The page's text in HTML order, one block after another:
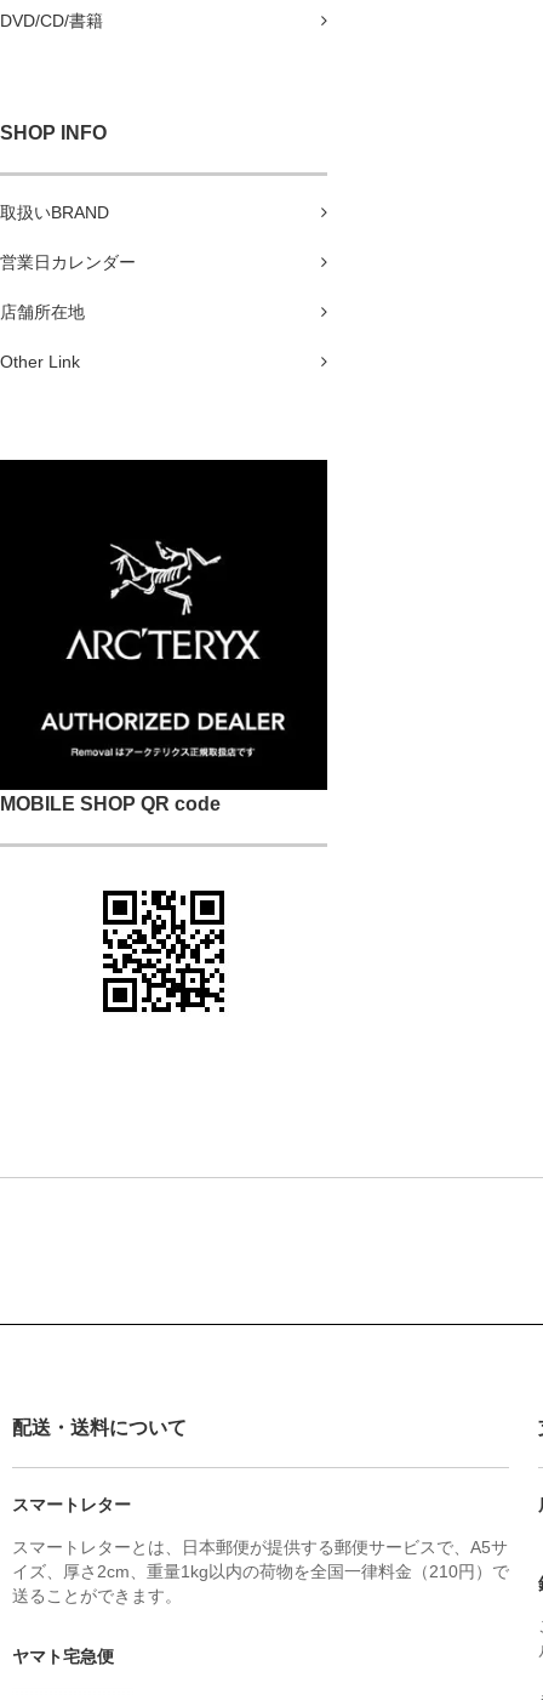
DVD/CD/書籍
SHOP INFO
取扱いBRAND
営業日カレンダー
店舗所在地
Other Link
MOBILE SHOP QR code
配送・送料について
スマートレター
スマートレターとは、日本郵便が提供する郵便サービスで、A5サ
イズ、厚さ2cm、重量1kg以内の荷物を全国一律料金（210円）で
送ることができます。
ヤマト宅急便